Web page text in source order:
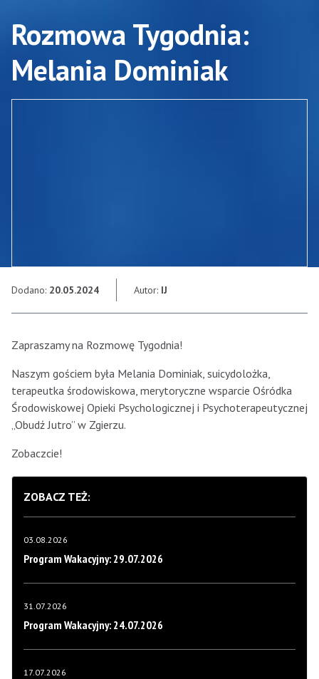
Rozmowa Tygodnia:
Melania Dominiak
Dodano: 20.05.2024 Autor: IJ
Zapraszamy na Rozmowę Tygodnia!
Naszym gościem była Melania Dominiak, suicydolożka,
terapeutka środowiskowa, merytoryczne wsparcie Ośródka
Środowiskowej Opieki Psychologicznej i Psychoterapeutycznej
„Obudź Jutro” w Zgierzu.
Zobaczcie!
ZOBACZ TEŻ:
03.08.2026
Program Wakacyjny: 29.07.2026
31.07.2026
Program Wakacyjny: 24.07.2026
17.07.2026